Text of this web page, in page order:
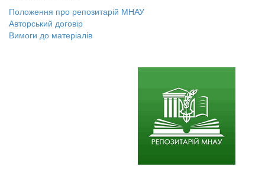
Положення про репозитарій МНАУ
Авторський договір
Вимоги до матеріалів